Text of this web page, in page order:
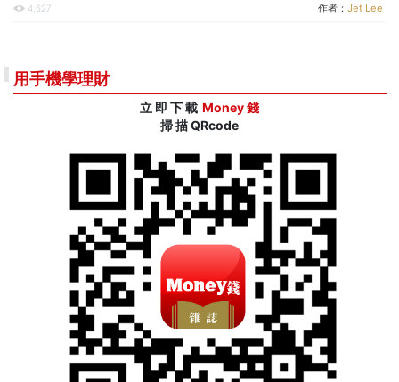
4,627 作者： Jet Lee
用手機學理財
立 即 下 載 Money 錢
掃 描 QRcode